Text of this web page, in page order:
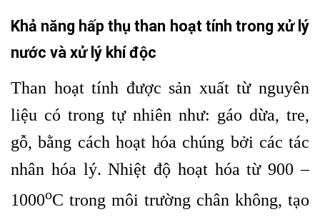
Khả năng hấp thụthan hoạt tính trong xử lý
nước và xử lý khí độc
Than hoạt tính được sản xuất từ nguyên
liệu có trong tự nhiên như: gáo dừa, tre,
gỗ, bằng cách hoạt hóa chúng bởi các tác
nhân hóa lý. Nhiệt độ hoạt hóa từ 900 –
1000oC trong môi trường chân không, tạo